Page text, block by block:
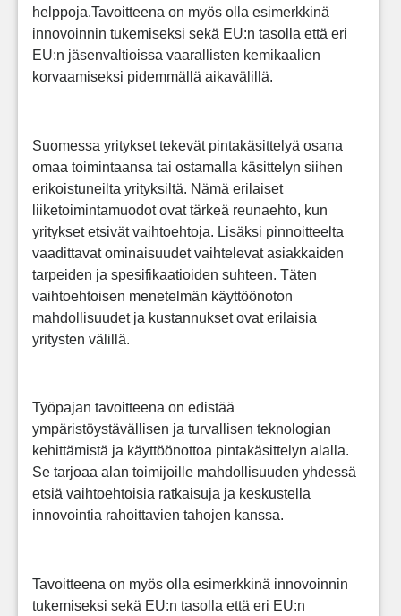
helppoja.Tavoitteena on myös olla esimerkkinä
innovoinnin tukemiseksi sekä EU:n tasolla että eri
EU:n jäsenvaltioissa vaarallisten kemikaalien
korvaamiseksi pidemmällä aikavälillä.
Suomessa yritykset tekevät pintakäsittelyä osana
omaa toimintaansa tai ostamalla käsittelyn siihen
erikoistuneilta yrityksiltä. Nämä erilaiset
liiketoimintamuodot ovat tärkeä reunaehto, kun
yritykset etsivät vaihtoehtoja. Lisäksi pinnoitteelta
vaadittavat ominaisuudet vaihtelevat asiakkaiden
tarpeiden ja spesifikaatioiden suhteen. Täten
vaihtoehtoisen menetelmän käyttöönoton
mahdollisuudet ja kustannukset ovat erilaisia
yritysten välillä.
Työpajan tavoitteena on edistää
ympäristöystävällisen ja turvallisen teknologian
kehittämistä ja käyttöönottoa pintakäsittelyn alalla.
Se tarjoaa alan toimijoille mahdollisuuden yhdessä
etsiä vaihtoehtoisia ratkaisuja ja keskustella
innovointia rahoittavien tahojen kanssa.
Tavoitteena on myös olla esimerkkinä innovoinnin
tukemiseksi sekä EU:n tasolla että eri EU:n